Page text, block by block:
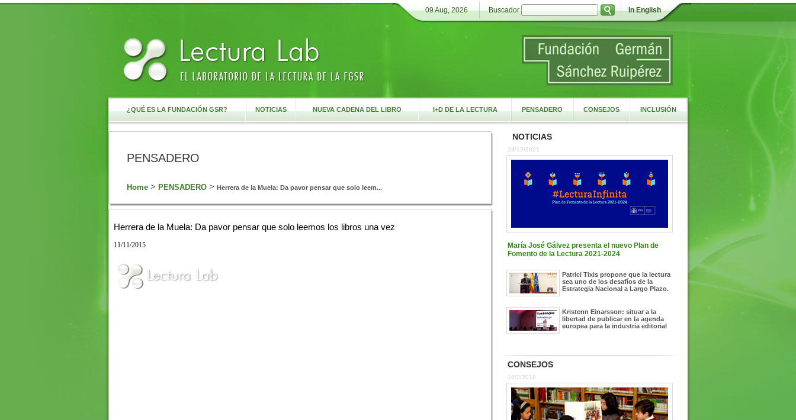
09 Aug, 2026 Buscador In English
¿QUÉ ES LA FUNDACIÓN GSR? NOTICIAS NUEVA CADENA DEL LIBRO I+D DE LA LECTURA PENSADERO CONSEJOS INCLUSIÓN
PENSADERO
Home > PENSADERO > Herrera de la Muela: Da pavor pensar que solo leem...
Herrera de la Muela: Da pavor pensar que solo leemos los libros una vez
11/11/2015
NOTICIAS
28/12/2021
María José Gálvez presenta el nuevo Plan de
Fomento de la Lectura 2021-2024
Patrici Tixis propone que la lectura
sea uno de los desafíos de la
Estrategia Nacional a Largo Plazo.
Kristenn Einarsson: situar a la
libertad de publicar en la agenda
europea para la industria editorial
CONSEJOS
16/2/2018